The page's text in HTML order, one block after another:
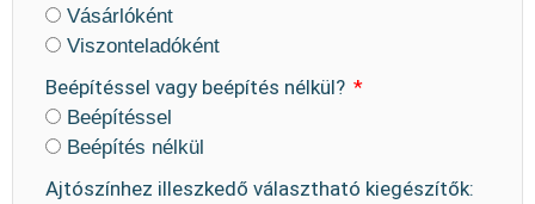
Vásárlóként
Viszonteladóként
Beépítéssel vagy beépítés nélkül?
Beépítéssel
Beépítés nélkül
Ajtószínhez illeszkedő választható kiegészítők: